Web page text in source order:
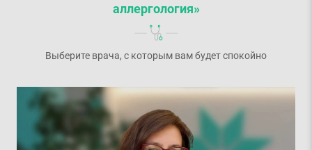
аллергология»
Выберите врача, с которым вам будет спокойно